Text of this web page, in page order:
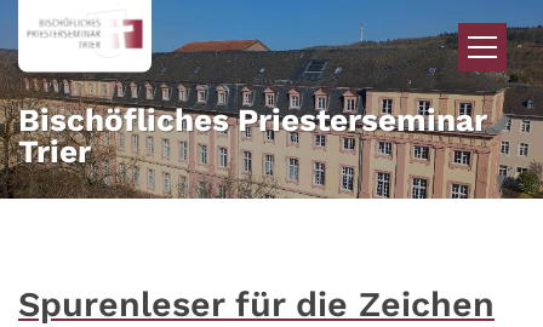
Zum Inhalt springen
Bischöfliches Priesterseminar
Trier
Spurenleser für die Zeichen